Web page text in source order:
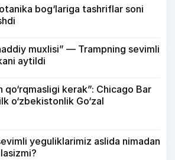
bog‘lariga tashriflar soni
muxlisi” — Trampning sevimli
aytildi
qo‘rqmasligi kerak”: Chicago Bar
o‘zbekistonlik Go‘zal
yeguliklarimiz aslida nimadan